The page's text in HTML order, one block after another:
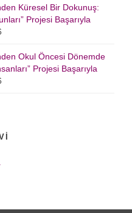
Küresel Bir Dokunuş:
Projesi Başarıyla
Okul Öncesi Dönemde
Projesi Başarıyla